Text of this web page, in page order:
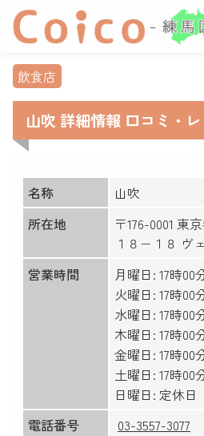
飲食店
山吹 詳細情報 口コミ・
名称
山吹
所在地
〒176-0001 東
１８−１８ ヴ
営業時間
月曜日: 17時00
火曜日: 17時00
水曜日: 17時00
木曜日: 17時00
金曜日: 17時00
土曜日: 17時00
日曜日: 定休日
電話番号
03-3557-3077